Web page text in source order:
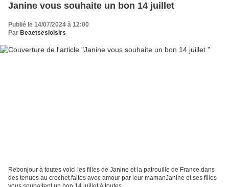
Janine vous souhaite un bon 14 juillet
Publié le 14/07/2024 à 12:00
Par Beaetsesloisirs
Rebonjour à toutes voici les filles de Janine et la patrouille de France.dans
des tenues au crochet faites avec amour par leur mamanJanine et ses filles